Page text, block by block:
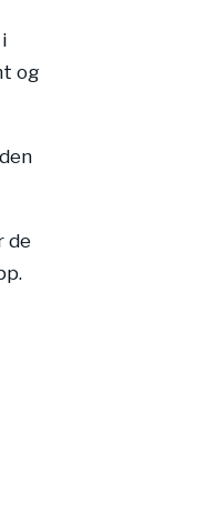
og
de